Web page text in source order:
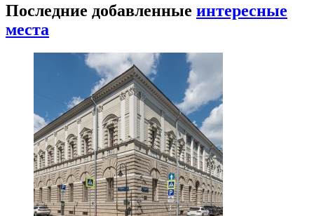
Последние добавленные интересные
места